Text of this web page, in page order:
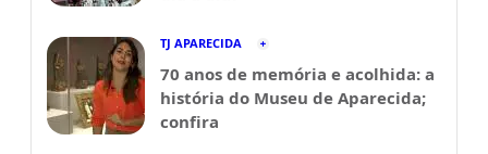
TJ APARECIDA
70 anos de memória e acolhida: a
história do Museu de Aparecida;
confira